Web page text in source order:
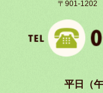
〒901-1202
平日（